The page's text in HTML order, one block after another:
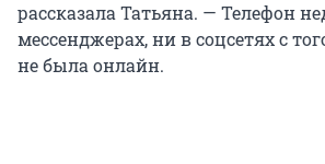
рассказала Татьяна. — Телефон
мессенджерах, ни в соцсетях с
не была онлайн.